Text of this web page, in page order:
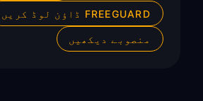
FREEGUARD ڈاؤن لوڈ کریں
منصوبے دیکھیں